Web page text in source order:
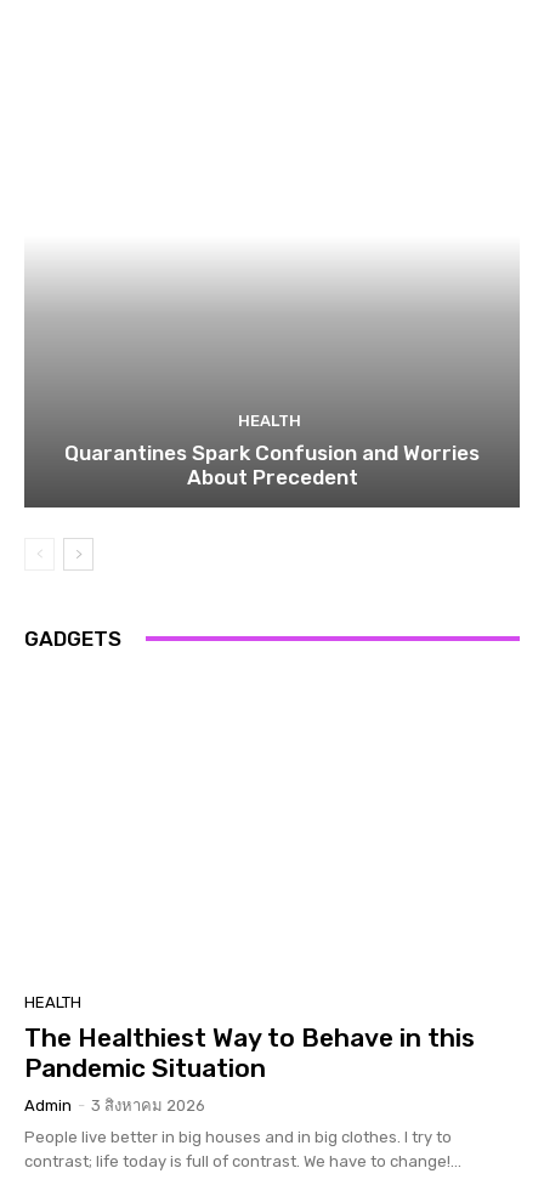
HEALTH
Quarantines Spark Confusion and Worries
About Precedent
GADGETS
HEALTH
The Healthiest Way to Behave in this
Pandemic Situation
Admin - 3 สิงหาคม 2026
People live better in big houses and in big clothes. I try to
contrast; life today is full of contrast. We have to change!...